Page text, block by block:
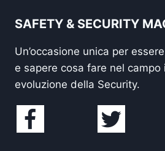
SAFETY & SECURITY
Un’occasione unica per
e sapere cosa fare nel campo
evoluzione della Security.